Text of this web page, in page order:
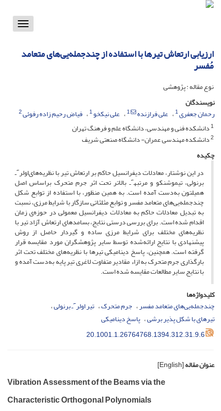
Toggle
ارزیابی ارتعاش تیرها با استفاده از چند‌جمله‌یی‌های متعامد
مُفسر
نوع مقاله : پژوهشی
نویسندگان
رحمان جعفری1 علی فرازنده 1 علی نیکخو1 فیاض رحیم زاده رفوئی2
1دانشکده فنی و مهندسی، دانشگاه علم و فرهنگ تهران
2دانشکده مهندسی عمران- دانشگاه صنعتی شریف
چکیده
در این نوشتار، معادلات دیفرانسیل حاکم بر ارتعاش تیر با نظریه‌های‌اولرٓـ
برنولی، تیموشنکو و مرتبهٓـ بالاتر تحت اثر جرم متحرک براساس اصل
همیلتون به‌دست آمده است. به همین منظور، با استفاده از توابع شکل
چندجمله‌یی‌های متعامد مفسر و توابع مثلثاتی سازگار با شرایط مرزی، نسبت
به تبدیل معادلات حاکم به معادلات دیفرانسیل معمولی در حوزه‌ی زمان
اقدام شده است. برای بررسی درستی نتایج، بسامدهای ارتعاش آزاد تیر با
نظریه‌های مختلف برای شرایط مرزی ساده و گیردار حاصل از روش
پیشنهادی با نتایج ارائه‌شده توسط سایر پژوهشگران مورد مقایسه قرار
گرفته است. همچنین، پاسخ دینامیکی تیرها با نظریه‌های مختلف تحت اثر
بارگذاری جرم متحرک به ازاء مقادیر متفاوت لاغری تیر پایه به‌دست آمده و
با نتایج سایر مطالعات مقایسه شده است.
کلیدواژه‌ها
چندجمله‌یی‌های متعامد مفسر جرم متحرک تیر اولرٓـ برنولی
تیرهای با شکل پذیر برشی پاسخ دینامیکی
20.1001.1.26764768.1394.312.31.9.6
عنوان مقاله[English]
Vibration Assessment of the Beams via the
Characteristic Orthogonal Polynomials